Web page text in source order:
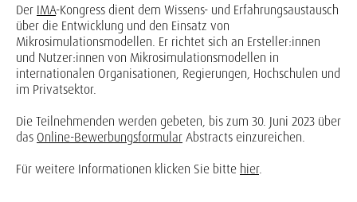
Der IMA-Kongress dient dem Wissens- und Erfahrungsaustausch
über die Entwicklung und den Einsatz von
Mikrosimulationsmodellen. Er richtet sich an Ersteller:innen
und Nutzer:innen von Mikrosimulationsmodellen in
internationalen Organisationen, Regierungen, Hochschulen und
im Privatsektor.
Die Teilnehmenden werden gebeten, bis zum 30. Juni 2023 über
das Online-BewerbungsformularAbstracts einzureichen.
Für weitere Informationen klicken Sie bitte hier.